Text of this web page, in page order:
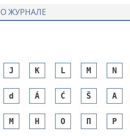
О ЖУРНАЛЕ
J K L M N
d Á Ć Š А
М Н О П Р